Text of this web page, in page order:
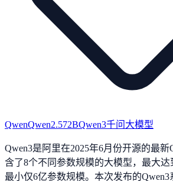
QwenQwen2.572BQwen3千问大模型
Qwen3是阿里在2025年6月份开源的最
含了8个不同参数规模的大模型，最大达
最小仅6亿参数规模。本次发布的